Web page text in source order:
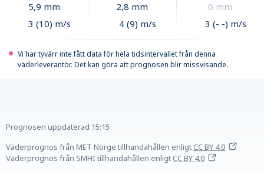
5,9 mm
3 (10) m/s
2,8 mm
4 (9) m/s
0 mm
3 (- -) m/s
Vi har tyvärr inte fått data för hela tidsintervallet från denna
väderleverantör. Det kan göra att prognosen blir missvisande.
Prognosen uppdaterad 15:15
Väderprognos från MET Norge tillhandahållen enligtCC BY 4.0
Väderprognos från SMHI tillhandahållen enligtCC BY 4.0